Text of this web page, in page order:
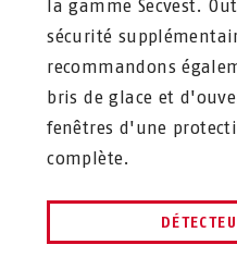
la gamme Secvest.
sécurité
recommandons
bris de glace et
fenêtres d'une
complète.